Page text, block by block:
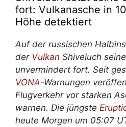
fort: Vulkanasche in
Höhe detektiert
Auf der russischen
der Vulkan Shiveluch
unvermindert fort. Seit
VONA-Warnungen
Flugverkehr vor starken
warnen. Die jüngste
heute Morgen um 05:07